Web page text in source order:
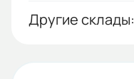
Другие склады: